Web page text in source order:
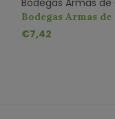
Bodegas Armas de
Bodegas Armas
DO
€7,42